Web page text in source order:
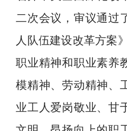
二次会议，审议通过
人队伍建设改革方案
职业精神和职业素养
模精神、劳动精神、
业工人爱岗敬业、甘